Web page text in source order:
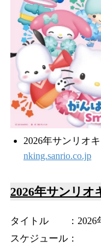
2026年サンリオ
nking.sanrio.co.jp
2026年サンリオ
タイトル ：2026
スケジュール：